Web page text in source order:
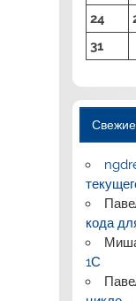
24
31
кода
1С